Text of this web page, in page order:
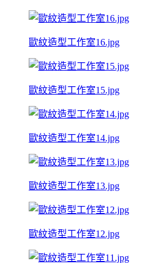
歐紋造型工作室16.jpg
歐紋造型工作室15.jpg
歐紋造型工作室14.jpg
歐紋造型工作室13.jpg
歐紋造型工作室12.jpg